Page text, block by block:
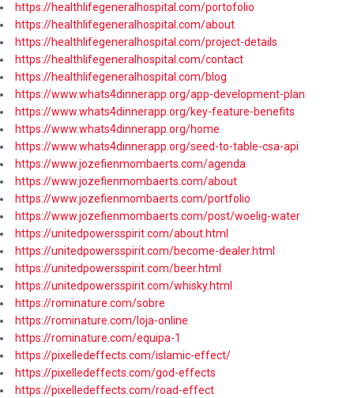
https://healthlifegeneralhospital.com/portofolio
https://healthlifegeneralhospital.com/about
https://healthlifegeneralhospital.com/project-details
https://healthlifegeneralhospital.com/contact
https://healthlifegeneralhospital.com/blog
https://www.whats4dinnerapp.org/app-development-plan
https://www.whats4dinnerapp.org/key-feature-benefits
https://www.whats4dinnerapp.org/home
https://www.whats4dinnerapp.org/seed-to-table-csa-api
https://www.jozefienmombaerts.com/agenda
https://www.jozefienmombaerts.com/about
https://www.jozefienmombaerts.com/portfolio
https://www.jozefienmombaerts.com/post/woelig-water
https://unitedpowersspirit.com/about.html
https://unitedpowersspirit.com/become-dealer.html
https://unitedpowersspirit.com/beer.html
https://unitedpowersspirit.com/whisky.html
https://rominature.com/sobre
https://rominature.com/loja-online
https://rominature.com/equipa-1
https://pixelledeffects.com/islamic-effect/
https://pixelledeffects.com/god-effects
https://pixelledeffects.com/road-effect